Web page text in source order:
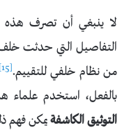
لا ينبغي أن تصرف هذه
التفاصيل التي حدثت
من نظام خلفي للتقييم.[15]
بالفعل، استخدم علماء
التوثيق الكاشفةيمكن فهم